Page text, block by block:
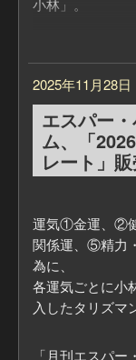
小林」。
また、エスパー
教えてもらいま
■「月刊エスパ
https://
2025年11月28日
エスパー
ム、「
レート」
運気①金運、②
関係運、⑤精力
為に、
各運気ごとに小
入したタリズマ
「月刊エスパ